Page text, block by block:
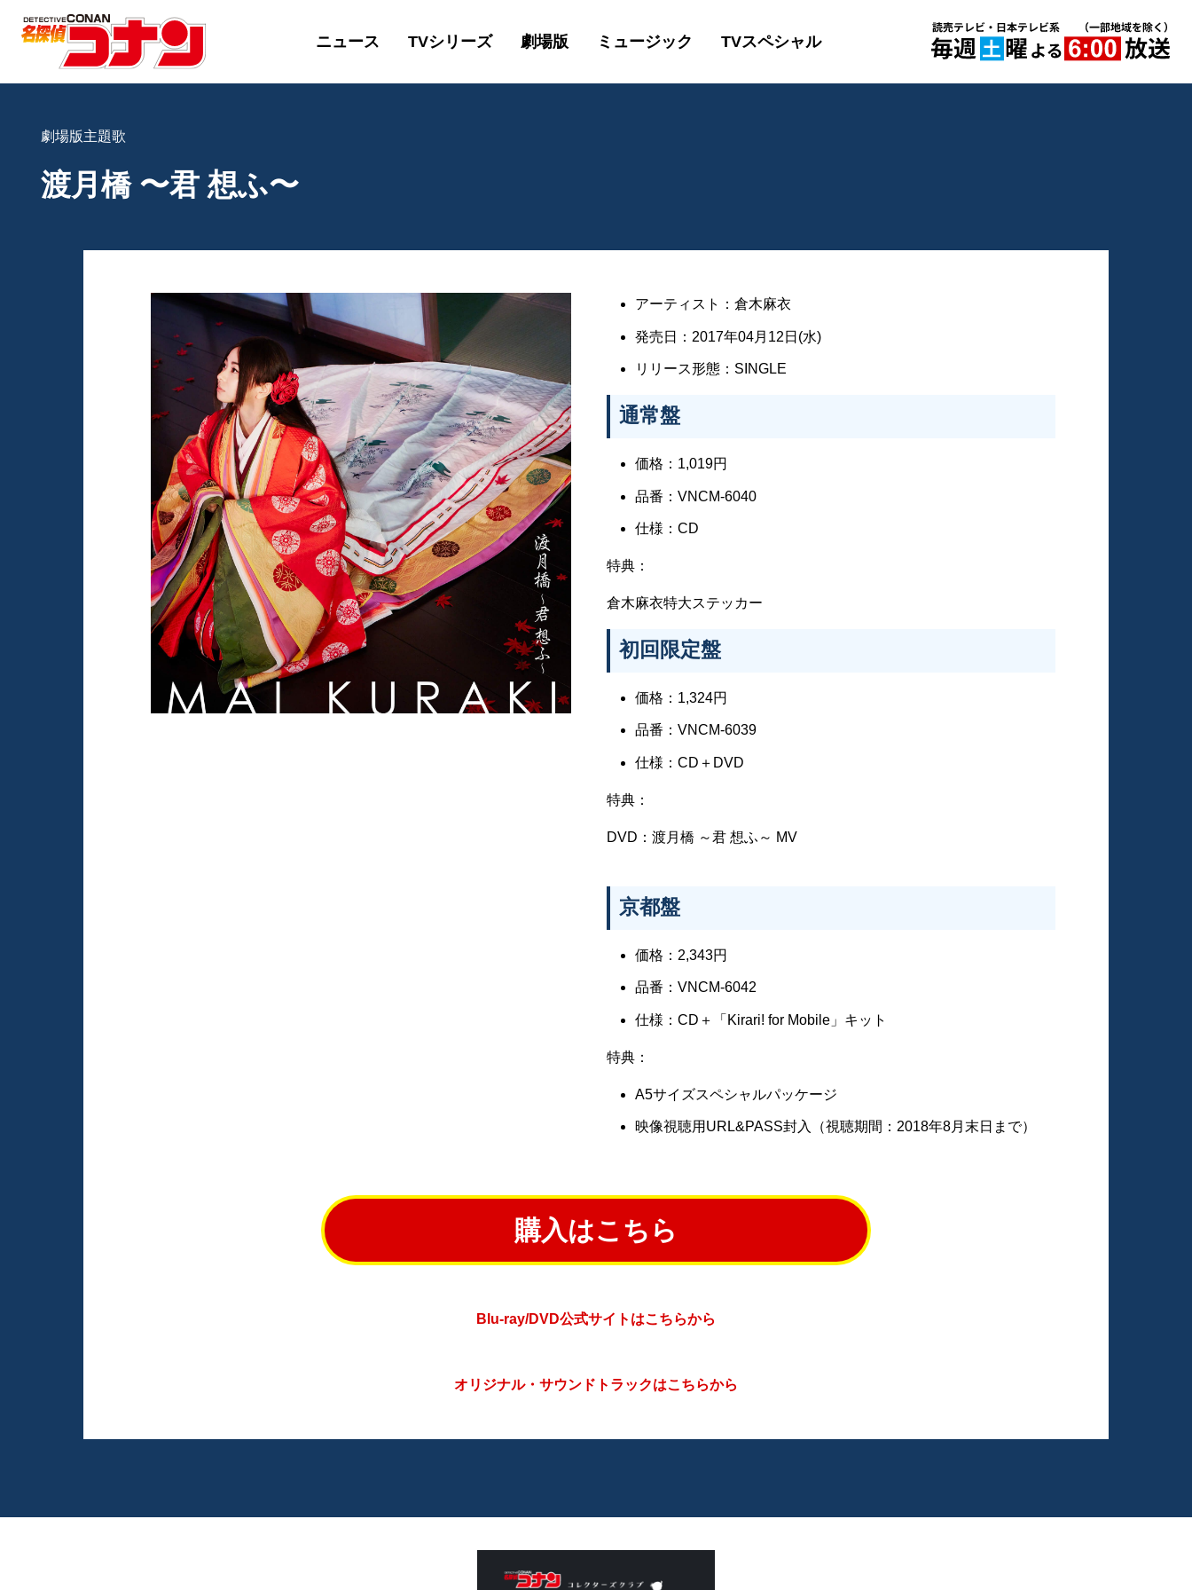
ニュース TVシリーズ 劇場版 ミュージック TVスペシャル
劇場版主題歌
渡月橋 〜君 想ふ〜
アーティスト：倉木麻衣
発売日：2017年04月12日(水)
リリース形態：SINGLE
通常盤
価格：1,019円
品番：VNCM-6040
仕様：CD
特典：
倉木麻衣特大ステッカー
初回限定盤
価格：1,324円
品番：VNCM-6039
仕様：CD＋DVD
特典：
DVD：渡月橋 ～君 想ふ～ MV
京都盤
価格：2,343円
品番：VNCM-6042
仕様：CD＋「Kirari! for Mobile」キット
特典：
A5サイズスペシャルパッケージ
映像視聴用URL&PASS封入（視聴期間：2018年8月末日まで）
購入はこちら
Blu-ray/DVD公式サイトはこちらから
オリジナル・サウンドトラックはこちらから